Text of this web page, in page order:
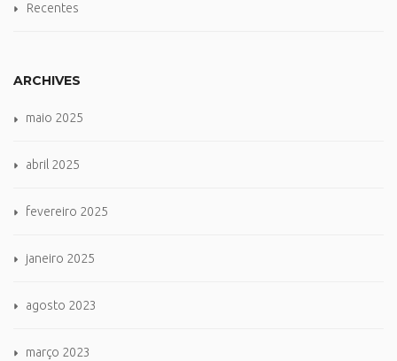
Recentes
ARCHIVES
maio 2025
abril 2025
fevereiro 2025
janeiro 2025
agosto 2023
março 2023